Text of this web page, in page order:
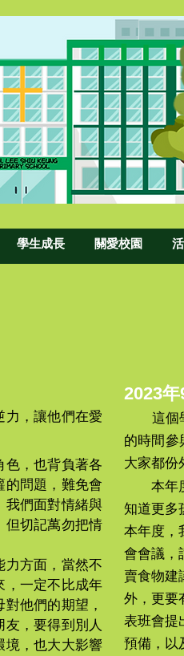
學生成長 關愛校園
力，讓他們在愛
色，也背負著各
的問題，難免會
我們面對情緒與
但切記萬勿把情
方面，當然不
，一定不比成年
他們的期望，
，要得到別人
境，也大大影響
2023
這個
的時間參
大家都份
本年
知道更多
本年度，
會會議，
賣食物建
外，更要
表班會提
預備，以